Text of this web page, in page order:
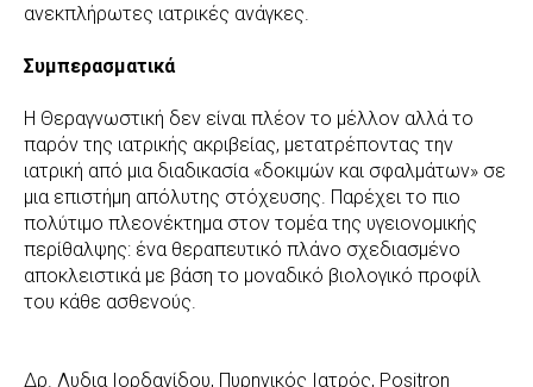
ανεκπλήρωτες ιατρικές ανάγκες.
Συμπερασματικά
Η Θεραγνωστική δεν είναι πλέον το μέλλον αλλά το
παρόν της ιατρικής ακριβείας, μετατρέποντας την
ιατρική από μια διαδικασία «δοκιμών και σφαλμάτων» σε
μια επιστήμη απόλυτης στόχευσης. Παρέχει το πιο
πολύτιμο πλεονέκτημα στον τομέα της υγειονομικής
περίθαλψης: ένα θεραπευτικό πλάνο σχεδιασμένο
αποκλειστικά με βάση το μοναδικό βιολογικό προφίλ
του κάθε ασθενούς.
Δρ. Λυδια Ιορδανίδου, Πυρηνικός Ιατρός, Positron